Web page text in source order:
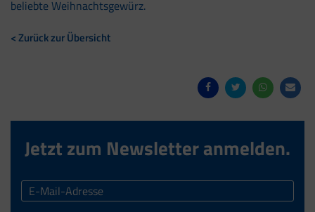
beliebte Weihnachtsgewürz.
< Zurück zur Übersicht
Jetzt zum Newsletter anmelden.